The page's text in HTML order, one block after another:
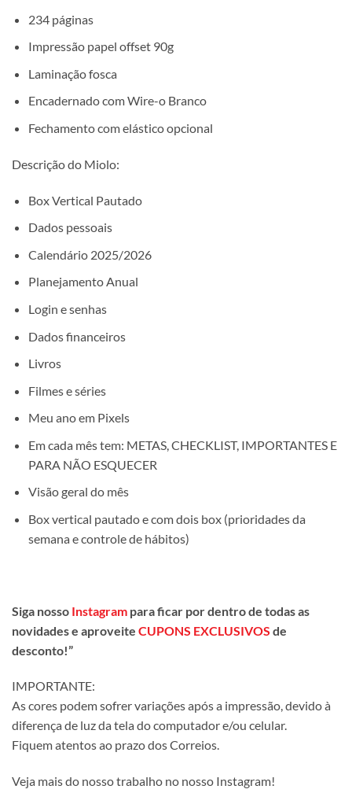
234 páginas
Impressão papel offset 90g
Laminação fosca
Encadernado com Wire-o Branco
Fechamento com elástico opcional
Descrição do Miolo:
Box Vertical Pautado
Dados pessoais
Calendário 2025/2026
Planejamento Anual
Login e senhas
Dados financeiros
Livros
Filmes e séries
Meu ano em Pixels
Em cada mês tem: METAS, CHECKLIST, IMPORTANTES E
PARA NÃO ESQUECER
Visão geral do mês
Box vertical pautado e com dois box (prioridades da
semana e controle de hábitos)
Siga nosso Instagram para ficar por dentro de todas as
novidades e aproveite CUPONS EXCLUSIVOS de
desconto!”
IMPORTANTE:
As cores podem sofrer variações após a impressão, devido à
diferença de luz da tela do computador e/ou celular.
Fiquem atentos ao prazo dos Correios.
Veja mais do nosso trabalho no nosso Instagram!